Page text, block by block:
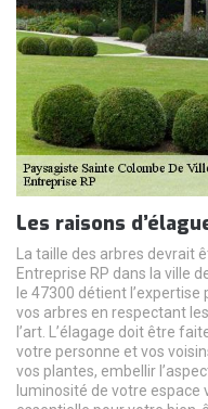
Les raisons
La taille des arbres devrait
Entreprise RP dans la ville
le 47300 détient
vos arbres en respectant
l’art. L’élagage doit être
votre personne et vos
vos plantes, embellir
luminosité de votre espace